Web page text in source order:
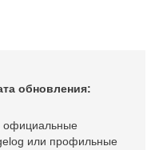
обновления:
официальные
или профильные